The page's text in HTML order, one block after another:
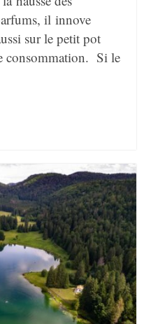
il innove
sur le petit pot
consommation. Si le